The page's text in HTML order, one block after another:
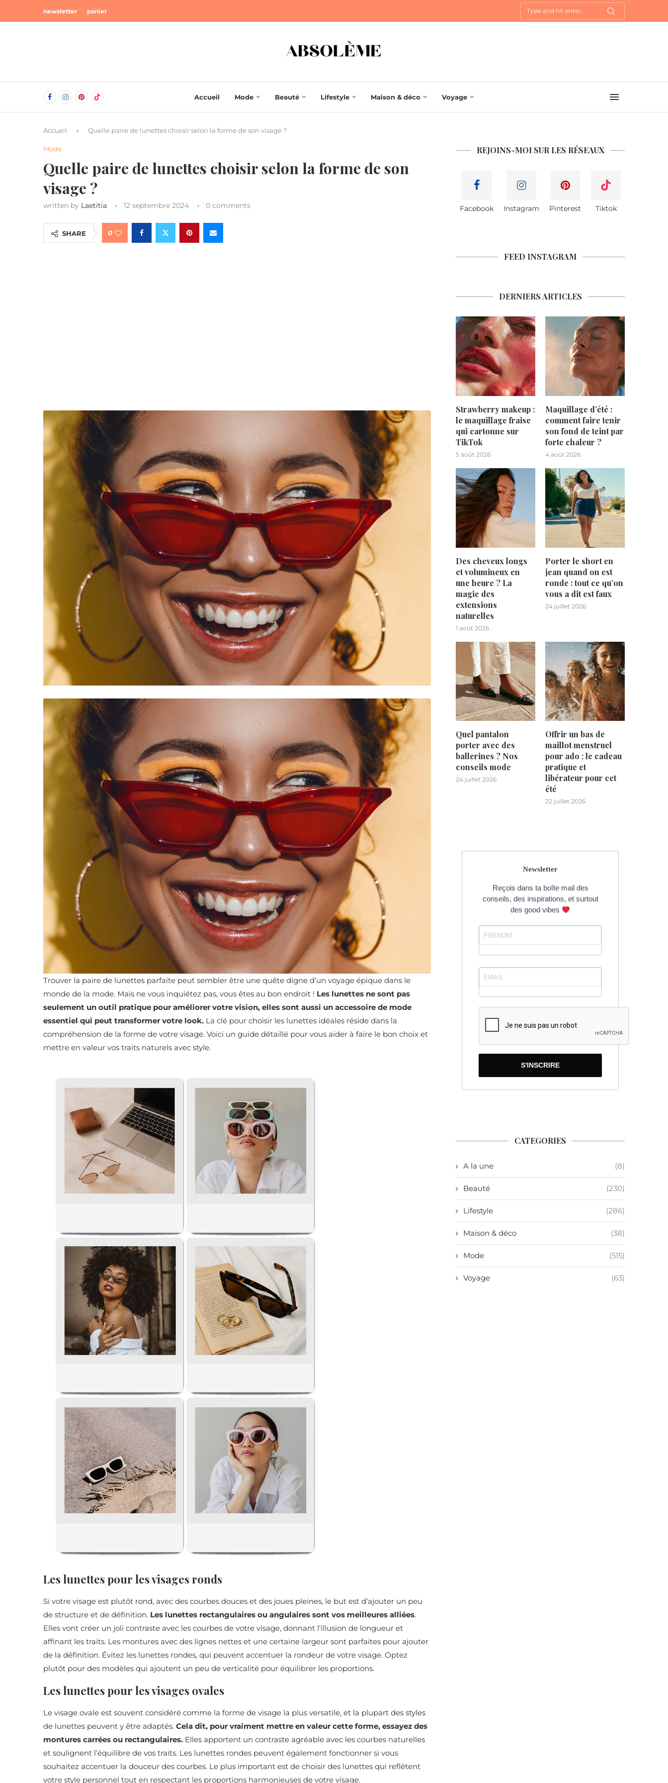
newsletter panier
Accueil Mode Beauté Lifestyle Maison & déco Voyage
Accueil » Quelle paire de lunettes choisir selon la forme de son visage ?
Mode
Quelle paire de lunettes choisir selon la forme de son
visage ?
written by Laetitia 12 septembre 2024 0 comments
SHARE 0
Trouver la paire de lunettes parfaite peut sembler être une quête digne d’un voyage épique dans le
monde de la mode. Mais ne vous inquiétez pas, vous êtes au bon endroit ! Les lunettes ne sont pas
seulement un outil pratique pour améliorer votre vision, elles sont aussi un accessoire de mode
essentiel qui peut transformer votre look. La clé pour choisir les lunettes idéales réside dans la
compréhension de la forme de votre visage. Voici un guide détaillé pour vous aider à faire le bon choix et
mettre en valeur vos traits naturels avec style.
Les lunettes pour les visages ronds
Si votre visage est plutôt rond, avec des courbes douces et des joues pleines, le but est d’ajouter un peu
de structure et de définition. Les lunettes rectangulaires ou angulaires sont vos meilleures alliées.
Elles vont créer un joli contraste avec les courbes de votre visage, donnant l’illusion de longueur et
affinant les traits. Les montures avec des lignes nettes et une certaine largeur sont parfaites pour ajouter
de la définition. Évitez les lunettes rondes, qui peuvent accentuer la rondeur de votre visage. Optez
plutôt pour des modèles qui ajoutent un peu de verticalité pour équilibrer les proportions.
Les lunettes pour les visages ovales
Le visage ovale est souvent considéré comme la forme de visage la plus versatile, et la plupart des styles
de lunettes peuvent y être adaptés. Cela dit, pour vraiment mettre en valeur cette forme, essayez des
montures carrées ou rectangulaires. Elles apportent un contraste agréable avec les courbes naturelles
et soulignent l’équilibre de vos traits. Les lunettes rondes peuvent également fonctionner si vous
souhaitez accentuer la douceur des courbes. Le plus important est de choisir des lunettes qui reflètent
votre style personnel tout en respectant les proportions harmonieuses de votre visage.
REJOINS-MOI SUR LES RÉSEAUX
Facebook Instagram Pinterest Tiktok
FEED INSTAGRAM
DERNIERS ARTICLES
Strawberry makeup :
le maquillage fraise
qui cartonne sur
TikTok
5 août 2026
Maquillage d’été :
comment faire tenir
son fond de teint par
forte chaleur ?
4 août 2026
Des cheveux longs
et volumineux en
une heure ? La
magie des
extensions
naturelles
1 août 2026
Porter le short en
jean quand on est
ronde : tout ce qu’on
vous a dit est faux
24 juillet 2026
Quel pantalon
porter avec des
ballerines ? Nos
conseils mode
24 juillet 2026
Offrir un bas de
maillot menstruel
pour ado : le cadeau
pratique et
libérateur pour cet
été
22 juillet 2026
Newsletter
Reçois dans ta boîte mail des
conseils, des inspirations, et surtout
des good vibes
S'INSCRIRE
CATEGORIES
A la une (8)
Beauté (230)
Lifestyle (286)
Maison & déco (38)
Mode (515)
Voyage (63)